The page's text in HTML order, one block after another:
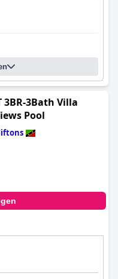
3BR-3Bath Villa
Pool